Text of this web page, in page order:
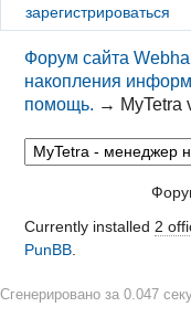
зарегистрироваться
Форум сайта
накопления
помощь. → MyTetra
Currently installed 2
PunBB.
Сгенерировано за 0.047